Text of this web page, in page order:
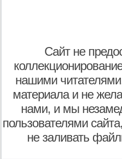
Сайт не
нашими
материала и не
нами, и мы
пользователями
не заливать